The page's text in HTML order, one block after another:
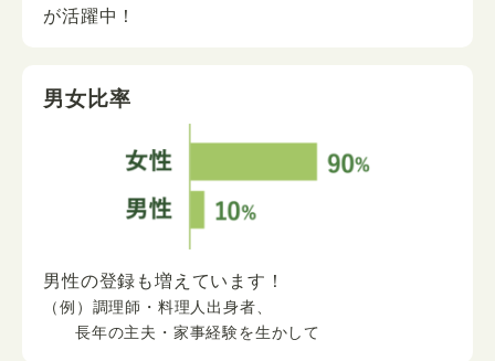
が活躍中！
男女比率
男性の登録も増えています！
（例）調理師・料理人出身者、
長年の主夫・家事経験を生かして